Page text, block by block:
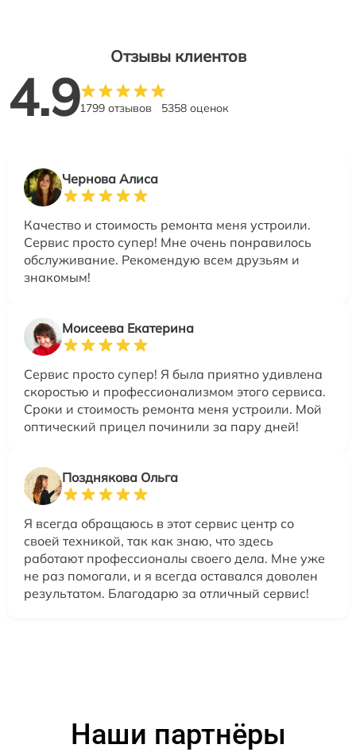
Отзывы клиентов
4.91799 отзывов 5358 оценок
Чернова Алиса
Качество и стоимость ремонта меня устроили.
Сервис просто супер! Мне очень понравилось
обслуживание. Рекомендую всем друзьям и
знакомым!
Моисеева Екатерина
Сервис просто супер! Я была приятно удивлена
скоростью и профессионализмом этого сервиса.
Сроки и стоимость ремонта меня устроили. Мой
оптический прицел починили за пару дней!
Позднякова Ольга
Я всегда обращаюсь в этот сервис центр со
своей техникой, так как знаю, что здесь
работают профессионалы своего дела. Мне уже
не раз помогали, и я всегда оставался доволен
результатом. Благодарю за отличный сервис!
Наши партнёры